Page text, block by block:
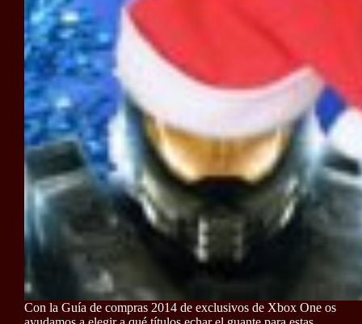
Con la Guía de compras 2014 de exclusivos de Xbox One os